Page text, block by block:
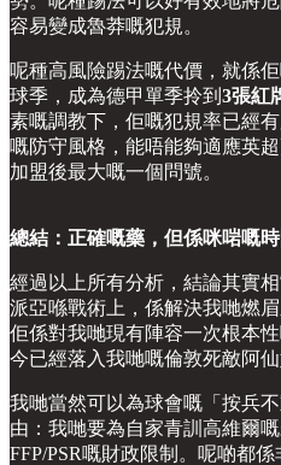
容易變成魯莽嘅犯規。
呢種高風險踢法嘅代價，就係
球季，成為德甲單季拎到 3張紅
素嘅調教下，佢嘅犯規率已經
嘅防守風格，能唔能夠適應英
加盟後最大嘅一個問號。
總結：正確嘅藥，但係咪啱嘅時
經過以上所有分析，結論其實
派亞喺戰術上，係解決我哋燃
佢係對我哋現有陣容一次根本
今已經落入我哋嘅倫敦死敵阿仙
我哋當然可以為球會嘅「按兵
由：我哋要為自家青訓高維爾
FFP/PSR嘅財政限制。呢啲都係